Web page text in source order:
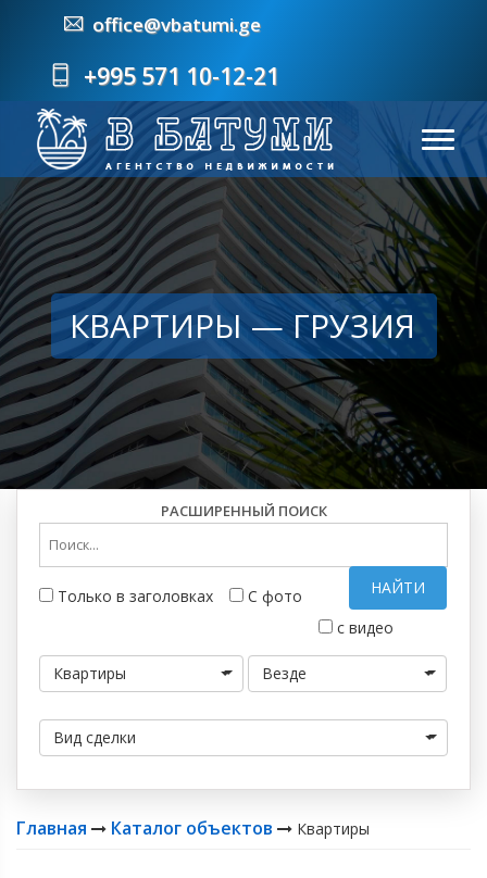
office@vbatumi.ge
+995 571 10-12-21
КВАРТИРЫ — ГРУЗИЯ
РАСШИРЕННЫЙ ПОИСК
НАЙТИ
Только в заголовках
С фото
с видео
Квартиры Везде
Вид сделки
Главная Каталог объектов Квартиры